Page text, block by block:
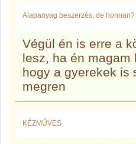
Alapanyag beszerzés, de honnan?
Végül én is erre a
lesz, ha én
hogy a gyerekek is
megren
KÉZMŰVES